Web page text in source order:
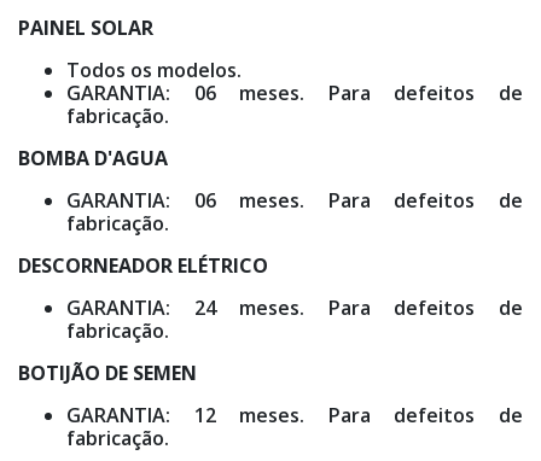
PAINEL SOLAR
Todos os modelos.
GARANTIA: 06 meses. Para defeitos de
fabricação.
BOMBA D'AGUA
GARANTIA: 06 meses. Para defeitos de
fabricação.
DESCORNEADOR ELÉTRICO
GARANTIA: 24 meses. Para defeitos de
fabricação.
BOTIJÃO DE SEMEN
GARANTIA: 12 meses. Para defeitos de
fabricação.